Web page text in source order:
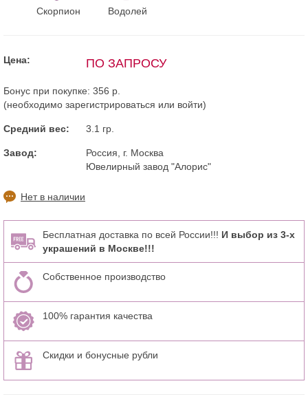
Скорпион Водолей
Цена: ПО ЗАПРОСУ
Бонус при покупке: 356 р.
(необходимо зарегистрироваться или войти)
Средний вес: 3.1 гр.
Завод:
Россия, г. Москва
Ювелирный завод "Алорис"
Нет в наличии
Бесплатная доставка по всей России!!! И выбор из 3-х
украшений в Москве!!!
Собственное производство
100% гарантия качества
Скидки и бонусные рубли